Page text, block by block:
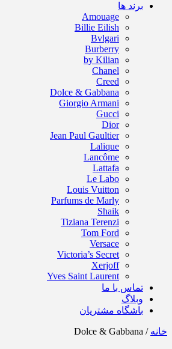
برند ها
Amouage
Billie Eilish
Bvlgari
Burberry
by Kilian
Chanel
Creed
Dolce & Gabbana
Giorgio Armani
Gucci
Dior
Jean Paul Gaultier
Lalique
Lancôme
Lattafa
Le Labo
Louis Vuitton
Parfums de Marly
Shaik
Tiziana Terenzi
Tom Ford
Versace
Victoria’s Secret
Xerjoff
Yves Saint Laurent
تماس با ما
وبلاگ
باشگاه مشتریان
خانه / Dolce & Gabbana